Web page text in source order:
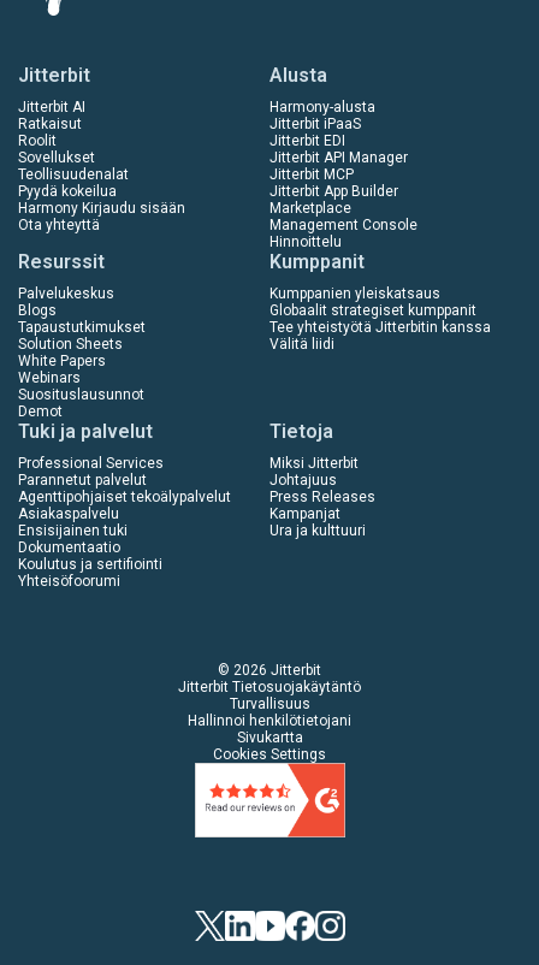
Jitterbit
Jitterbit AI
Ratkaisut
Roolit
Sovellukset
Teollisuudenalat
Pyydä kokeilua
Harmony Kirjaudu sisään
Ota yhteyttä
Alusta
Harmony-alusta
Jitterbit iPaaS
Jitterbit EDI
Jitterbit API Manager
Jitterbit MCP
Jitterbit App Builder
Marketplace
Management Console
Hinnoittelu
Resurssit
Palvelukeskus
Blogs
Tapaustutkimukset
Solution Sheets
White Papers
Webinars
Suosituslausunnot
Demot
Kumppanit
Kumppanien yleiskatsaus
Globaalit strategiset kumppanit
Tee yhteistyötä Jitterbitin kanssa
Välitä liidi
Tuki ja palvelut
Professional Services
Parannetut palvelut
Agenttipohjaiset tekoälypalvelut
Asiakaspalvelu
Ensisijainen tuki
Dokumentaatio
Koulutus ja sertifiointi
Yhteisöfoorumi
Tietoja
Miksi Jitterbit
Johtajuus
Press Releases
Kampanjat
Ura ja kulttuuri
© 2026 Jitterbit
Jitterbit Tietosuojakäytäntö
Turvallisuus
Hallinnoi henkilötietojani
Sivukartta
Cookies Settings
TwitterLinkedIn
YouTubeFacebook
Instagram